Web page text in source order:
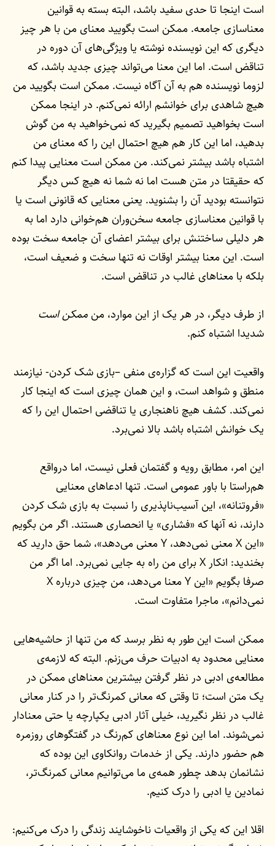
است اینجا تا حدی سفید باشد، البته بسته به قوانین
معناسازی جامعه. ممکن است بگویید معنای من با هر چیز
دیگری که این نویسنده نوشته یا ویژگی‌های آن دوره در
تناقض است. اما این معنا می‌تواند چیزی جدید باشد، که
لزوما نویسنده هم به آن آگاه نیست. ممکن است بگویید من
هیچ شاهدی برای خوانشم ارائه نمی‌کنم. در اینجا ممکن
است بخواهید تصمیم بگیرید که نمی‌خواهید به من گوش
بدهید، اما این کار هم هیچ احتمال این را که معنای من
اشتباه باشد بیشتر نمی‌کند. من ممکن است معنایی پیدا کنم
که حقیقتا در متن هست اما نه شما نه هیچ کس دیگر
نتوانسته بودید آن را بشنوید. یعنی معنایی که قانونی است یا
با قوانین معناسازی جامعه سخن‌وران هم‌خوانی دارد اما به
هر دلیلی ساختنش برای بیشتر اعضای آن جامعه سخت بوده
است. این معنا بیشتر اوقات نه تنها سخت و ضعیف است،
بلکه با معناهای غالب در تناقض است.
از طرف دیگر، در هر یک از این موارد، من ممکن است
شدیدا اشتباه کنم.
واقعیت این است که گزاره‌ی‌ منفی –بازی شک کردن- نیازمند
منطق و شواهد است، و این همان چیزی است که اینجا کار
نمی‌کند. کشف هیچ ناهنجاری یا تناقضی احتمال این را که
یک خوانش اشتباه باشد بالا نمی‌برد.
این امر، مطابق رویه و گفتمان فعلی نیست،‌ اما درواقع
هم‌راستا با باور عمومی است. تنها ادعاهای معنایی
«فروتنانه‌»، این آسیب‌ناپذیری را نسبت به بازی شک کردن
دارند، نه آنها که «فشاری»‌ یا انحصاری هستند. اگر من بگویم
«این X معنی نمی‌دهد، Y معنی می‌دهد»، شما حق دارید که
بخندید: انکار X برای من راه به جایی نمی‌برد. اما اگر من
صرفا بگویم «این Y معنا می‌دهد، من چیزی درباره X
نمی‌دانم»، ماجرا متفاوت است.
ممکن است این طور به نظر برسد که من تنها از حاشیه‌هایی
معنایی محدود به ادبیات حرف می‌زنم. البته که لازمه‌ی
مطالعه‌ی ادبی در نظر گرفتن بیشترین معناهای ممکن در
یک متن است؛ تا وقتی که معانی کمرنگ‌تر را در کنار معانی
غالب در نظر نگیرید، خیلی آثار ادبی یکپارچه یا حتی معنادار
نمی‌شوند. اما این نوع معناهای کم‌رنگ در گفتگوهای روزمره
هم حضور دارند. یکی از خدمات روانکاوی این بوده که
نشانمان بدهد چطور همه‌ی ما می‌توانیم معانی کمرنگ‌تر،
نمادین یا ادبی را درک کنیم.‌
اقلا این که یکی از واقعیات ناخوشایند زندگی را درک می‌کنیم: